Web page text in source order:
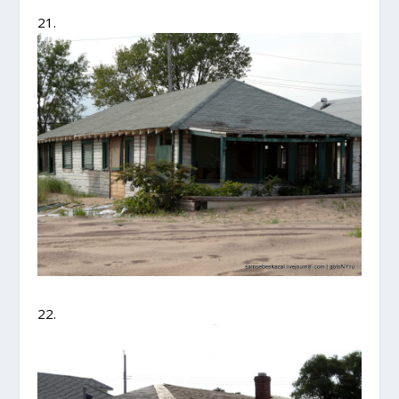
21.
22.